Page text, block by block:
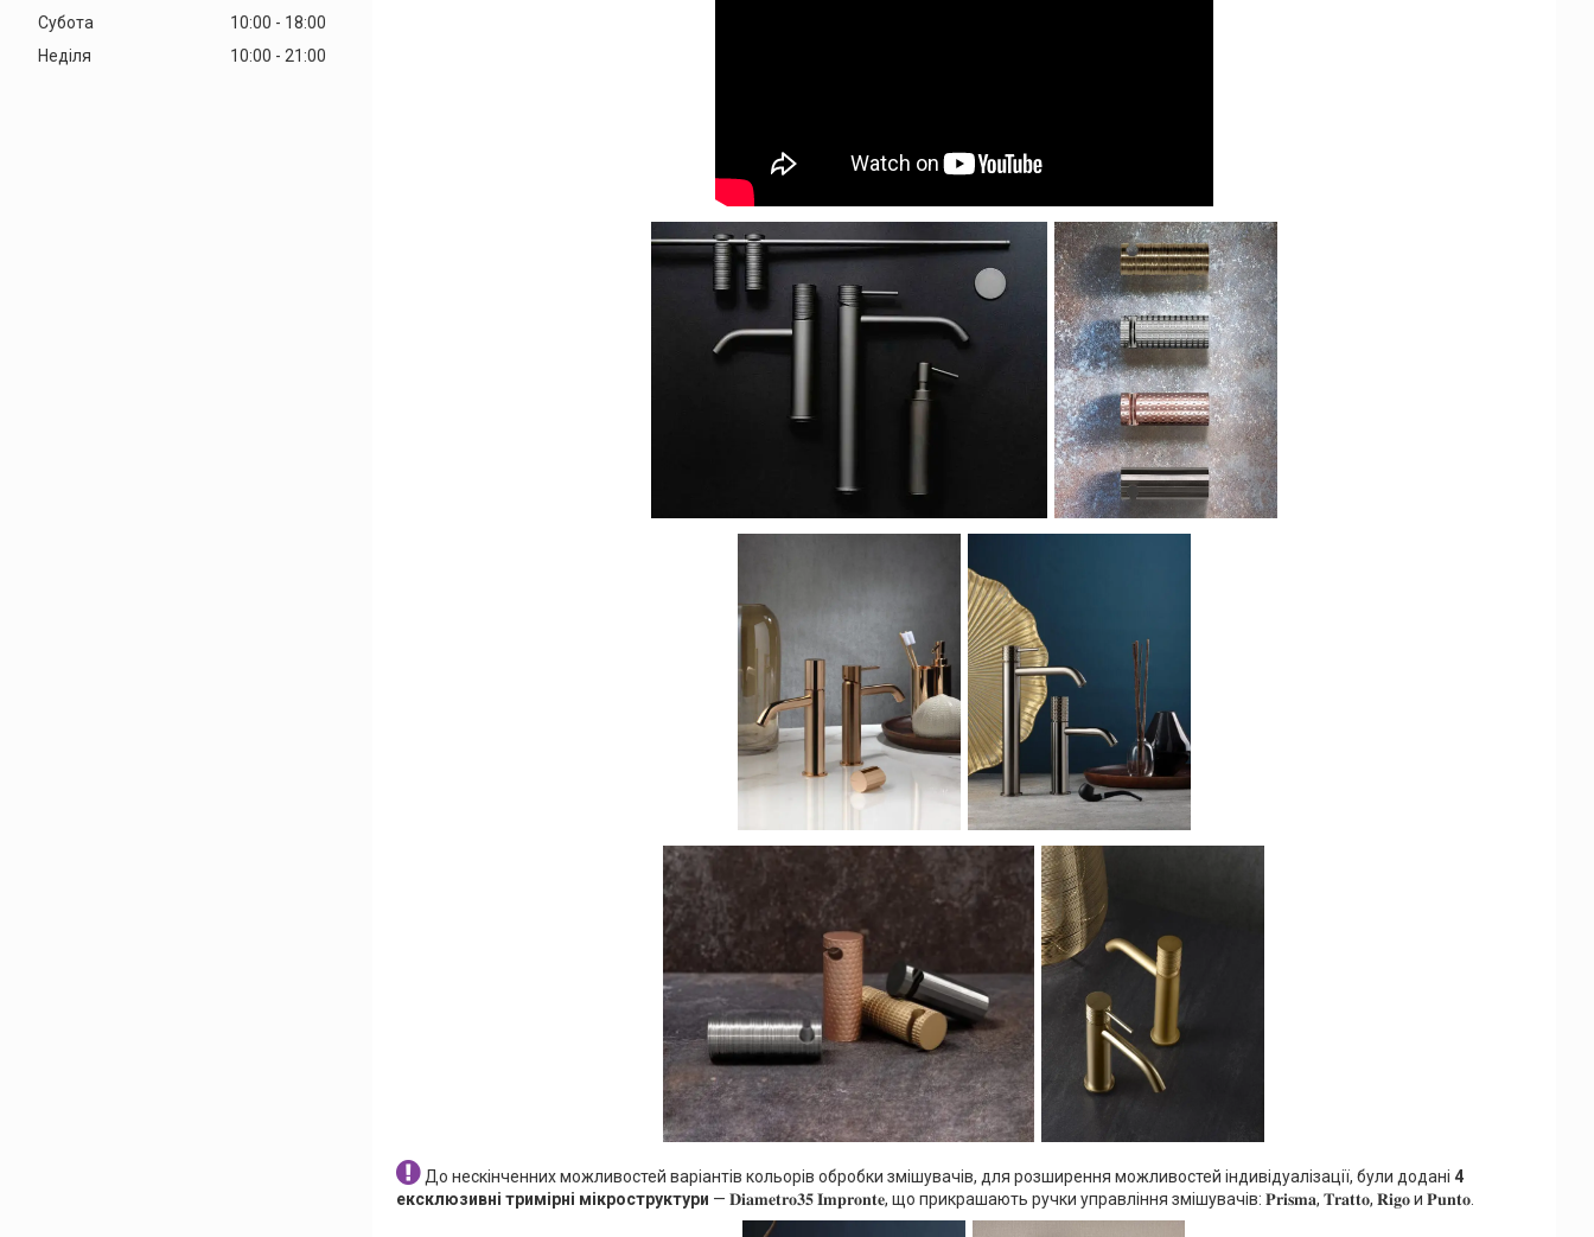
Субота
10:00
18:00
Неділя
10:00 21:00
До нескінченних можливостей варіантів кольорів обробки змішувачів, для розширення можливостей індивідуалізації, були додані 4
ексклюзивні тримірні мікроструктури — 𝐃𝐢𝐚𝐦𝐞𝐭𝐫𝐨𝟑𝟓 𝐈𝐦𝐩𝐫𝐨𝐧𝐭𝐞, що прикрашають ручки управління змішувачів: 𝐏𝐫𝐢𝐬𝐦𝐚, 𝐓𝐫𝐚𝐭𝐭𝐨, 𝐑𝐢𝐠𝐨 и 𝐏𝐮𝐧𝐭𝐨.